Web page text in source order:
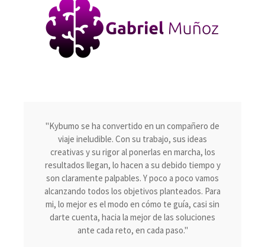
creativas y su rigor al ponerlas en marcha, los
resultados llegan, lo hacen a su debido tiempo y
son claramente palpables. Y poco a poco vamos
alcanzando todos los objetivos planteados. Para
mi, lo mejor es el modo en cómo te guía, casi sin
darte cuenta, hacia la mejor de las soluciones
ante cada reto, en cada paso."
Gabriel Muñoz​